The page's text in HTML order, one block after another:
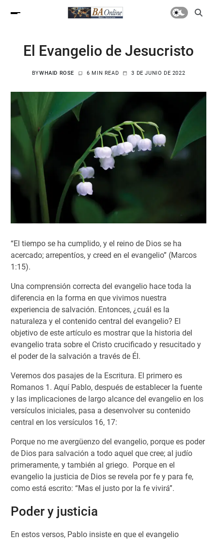
El Evangelio de Jesucristo
BYWHAID ROSE 6 MIN READ 3 DE JUNIO DE 2022
“El tiempo se ha cumplido, y el reino de Dios se ha
acercado; arrepentíos, y creed en el evangelio” (Marcos
1:15).
Una comprensión correcta del evangelio hace toda la
diferencia en la forma en que vivimos nuestra
experiencia de salvación. Entonces, ¿cuál es la
naturaleza y el contenido central del evangelio? El
objetivo de este artículo es mostrar que la historia del
evangelio trata sobre el Cristo crucificado y resucitado y
el poder de la salvación a través de Él.
Veremos dos pasajes de la Escritura. El primero es
Romanos 1. Aquí Pablo, después de establecer la fuente
y las implicaciones de largo alcance del evangelio en los
versículos iniciales, pasa a desenvolver su contenido
central en los versículos 16, 17:
Porque no me avergüenzo del evangelio, porque es poder
de Dios para salvación a todo aquel que cree; al judío
primeramente, y también al griego. Porque en el
evangelio la justicia de Dios se revela por fe y para fe,
como está escrito: “Mas el justo por la fe vivirá”.
Poder y justicia
En estos versos, Pablo insiste en que el evangelio